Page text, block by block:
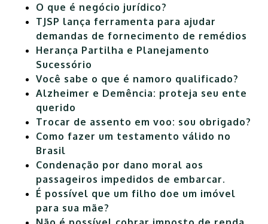
O que é negócio jurídico?
TJSP lança ferramenta para ajudar
demandas de fornecimento de remédios
Herança Partilha e Planejamento
Sucessório
Você sabe o que é namoro qualificado?
Alzheimer e Demência: proteja seu ente
querido
Trocar de assento em voo: sou obrigado?
Como fazer um testamento válido no
Brasil
Condenação por dano moral aos
passageiros impedidos de embarcar.
É possível que um filho doe um imóvel
para sua mãe?